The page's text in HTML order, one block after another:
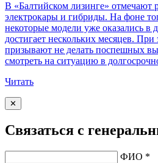
В «Балтийском лизинге» отмечают
электрокары и гибриды. На фоне
некоторые модели уже оказались в
достигает нескольких месяцев.
призывают не делать поспешных
смотреть на ситуацию в
Читать
✕
Связаться с
ФИО *